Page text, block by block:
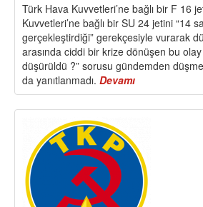
Türk Hava Kuvvetleri’ne bağlı bir F 16
Kuvvetleri’ne bağlı bir SU 24 jetini “14
gerçekleştirdiği” gerekçesiyle vurarak
arasında ciddi bir krize dönüşen bu
düşürüldü ?” sorusu gündemden
da yanıtlanmadı. Devamı
Provokasyon